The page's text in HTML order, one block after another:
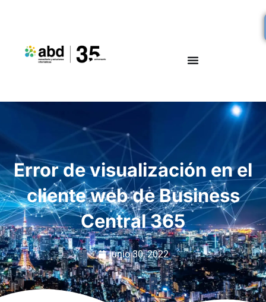
Error de visualización en el
cliente web de Business
Central 365
junio 30, 2022